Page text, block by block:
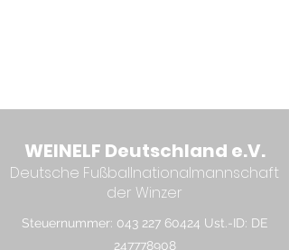
WEINELF Deutschland e.V.
Deutsche Fußballnationalmannschaft
der Winzer
Steuernummer: 043 227 60424 Ust.-ID: DE
247778908